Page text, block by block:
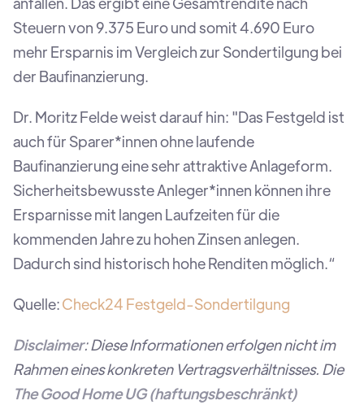
Steuern von 9.375 Euro und somit 4.690 Euro
mehr Ersparnis im Vergleich zur Sondertilgung bei
der Baufinanzierung.
Dr. Moritz Felde weist darauf hin: "Das Festgeld ist
auch für Sparer*innen ohne laufende
Baufinanzierung eine sehr attraktive Anlageform.
Sicherheitsbewusste Anleger*innen können ihre
Ersparnisse mit langen Laufzeiten für die
kommenden Jahre zu hohen Zinsen anlegen.
Dadurch sind historisch hohe Renditen möglich.“
Quelle:Check24 Festgeld-Sondertilgung
Disclaimer: Diese Informationen erfolgen nicht im
Rahmen eines konkreten Vertragsverhältnisses. Die
The Good Home UG (haftungsbeschränkt)